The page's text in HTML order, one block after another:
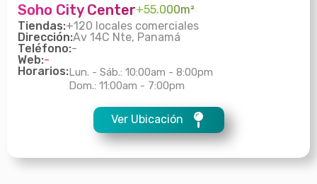
Soho City Center+55.000m²
Tiendas:+120 locales comerciales
Dirección:Av 14C Nte, Panamá
Teléfono:-
Web:-
Horarios:Lun. - Sáb.: 10:00am - 8:00pm
Dom.: 11:00am - 7:00pm
Ver Ubicación